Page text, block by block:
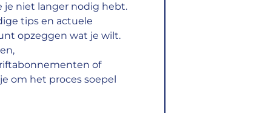
je niet langer nodig hebt.
tips en actuele
opzeggen wat je wilt.
of
om het proces soepel